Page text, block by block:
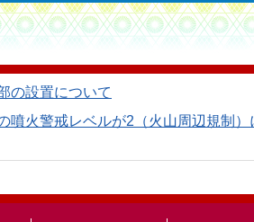
の設置について
噴火警戒レベルが2（火山周辺規制